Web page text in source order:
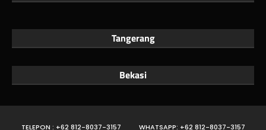
Tangerang
Bekasi
TELEPON : +62 812-8037-3157 WHATSAPP: +62 812-8037-3157